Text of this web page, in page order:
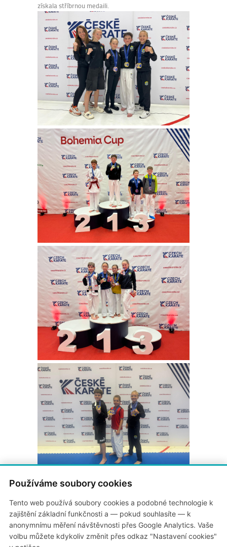
získala stříbrnou medaili.
Ludmila Nentwich
(+420) 604 270 139
Používáme soubory cookies
Tento web používá soubory cookies a podobné technologie k
zajištění základní funkčnosti a — pokud souhlasíte — k
anonymnímu měření návštěvnosti přes Google Analytics. Vaše
volbu můžete kdykoliv změnit přes odkaz "Nastavení cookies"